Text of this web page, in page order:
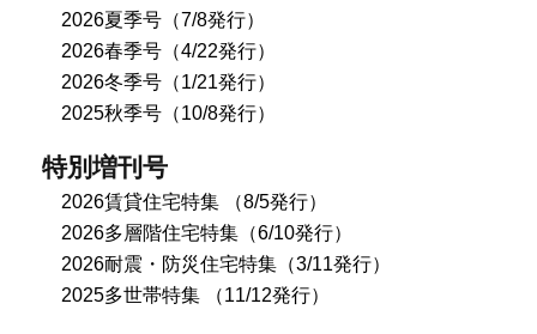
2026夏季号（7/8発行）
2026春季号（4/22発行）
2026冬季号（1/21発行）
2025秋季号（10/8発行）
特別増刊号
2026賃貸住宅特集 （8/5発行）
2026多層階住宅特集（6/10発行）
2026耐震・防災住宅特集（3/11発行）
2025多世帯特集 （11/12発行）